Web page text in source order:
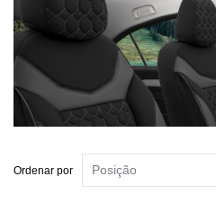
Ordenar por